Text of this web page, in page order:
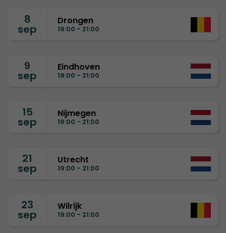
8
sep
Drongen
19:00 - 21:00
9
sep
Eindhoven
19:00 - 21:00
15
sep
Nijmegen
19:00 - 21:00
21
sep
Utrecht
19:00 - 21:00
23
sep
Wilrijk
19:00 - 21:00